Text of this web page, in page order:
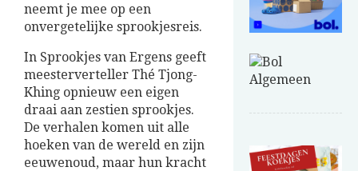
neemt je mee op een
onvergetelijke sprookjesreis.
In Sprookjes van Ergens geeft
meesterverteller Thé Tjong-
Khing opnieuw een eigen
draai aan zestien sprookjes.
De verhalen komen uit alle
hoeken van de wereld en zijn
eeuwenoud, maar hun kracht